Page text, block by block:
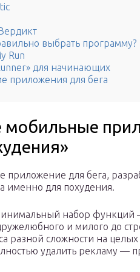
выбрать программу?
Run
для начинающих
приложения для бега
приложение для бега,
а именно для похудения.
набор функций
и милого до
разной сложности на
удалить рекламу —